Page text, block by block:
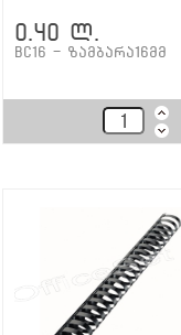
0.40 ლ.
BC16 - ზამბარა16მმ